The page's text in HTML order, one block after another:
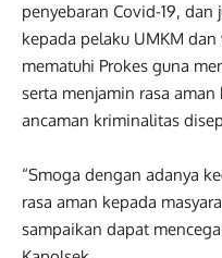
penyebaran Covid-19,
kepada pelaku UMKM
mematuhi Prokes guna
serta menjamin rasa
ancaman kriminalitas
“Smoga dengan adanya
rasa aman kepada
sampaikan dapat